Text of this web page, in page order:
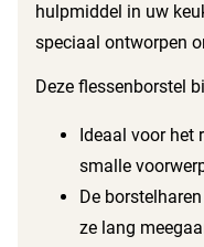
hulpmiddel in uw
speciaal ontworpen
hoeken en zorgt u
schoon zijn.
Deze flessenborstel
Ideaal voor het
smalle
De
ze lang